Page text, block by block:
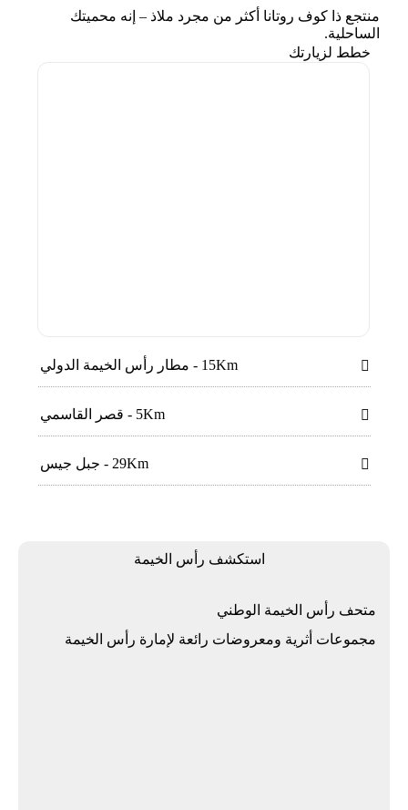
منتجع ذا كوف روتانا أكثر من مجرد ملاذ – إنه محميتك
الساحلية.
خطط لزيارتك
 15Km - مطار رأس الخيمة الدولي
 5Km - قصر القاسمي
 29Km - جبل جيس
استكشف رأس الخيمة
متحف رأس الخيمة الوطني
ﻣﺠﻤﻮﻋﺎت أﺛﺮﻳﺔ وﻣﻌﺮوﺿﺎت راﺋﻌﺔ لإﻣﺎرة رأس اﻟﺨﻴﻤﺔ